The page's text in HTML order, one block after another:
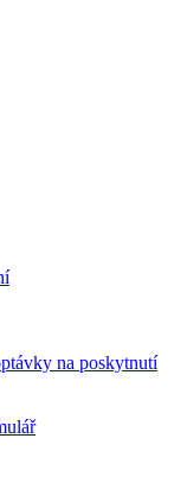
na poskytnutí